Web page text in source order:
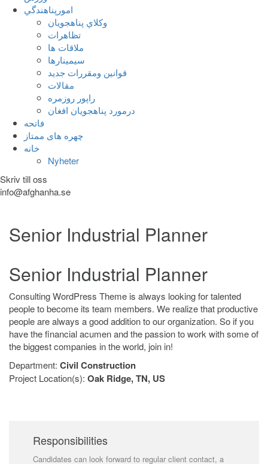
امورپناهندگي
وکلاي پناهجويان
تظاهرات
ملاقات ها
سيمينارها
قوانين ومقررات جديد
مقالات
راپور روزمره
درمورد پناهجويان افغان
فاتحه
چهره های ممتاز
خانه
Nyheter
Skriv till oss
info@afghanha.se
Senior Industrial Planner
Senior Industrial Planner
Consulting WordPress Theme is always looking for talented
people to become its team members. We realize that productive
people are always a good addition to our organization. So if you
have the financial acumen and the passion to work with some of
the biggest companies in the world, join in!
Department: Civil Construction
Project Location(s): Oak Ridge, TN, US
Responsibilities
Candidates can look forward to regular client contact, a